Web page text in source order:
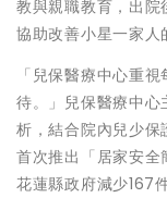
教與親職教育，出
協助改善小星一家人
「兒保醫療中心重
待。」兒保醫療中
析，結合院內兒少
首次推出「居家安
花蓮縣政府減少167